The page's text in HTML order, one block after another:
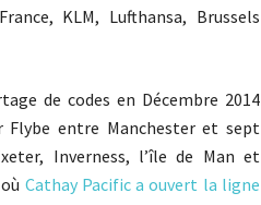
KLM, Lufthansa, Brussels
de codes en Décembre 2014
Flybe entre Manchester et sept
Inverness, l’île de Man et
Cathay Pacific a ouvert la ligne